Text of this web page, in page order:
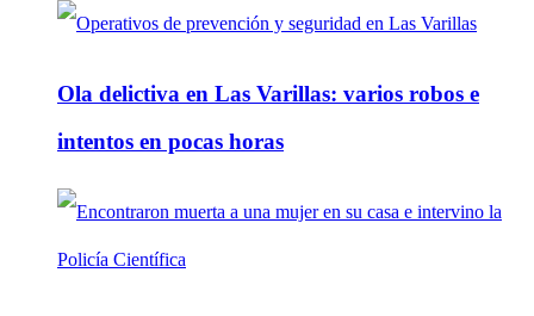
Ola delictiva en Las Varillas: varios robos e
intentos en pocas horas